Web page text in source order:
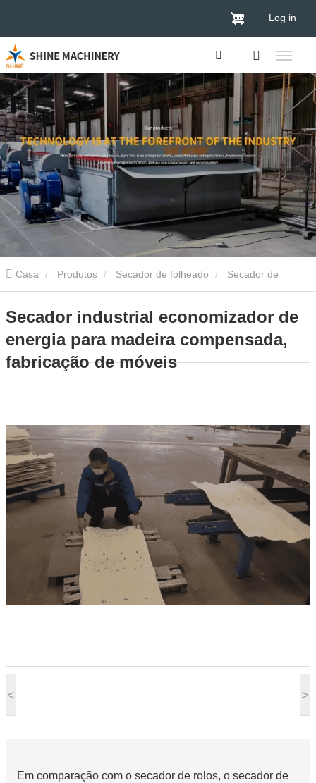
Log in
Casa Produtos Secador de folheado Secador de
madeira
madeira compensada, fabricação de móveis
< >
Secador industrial economizador de
energia para madeira compensada,
fabricação de móveis
Em comparação com o secador de rolos, o secador de